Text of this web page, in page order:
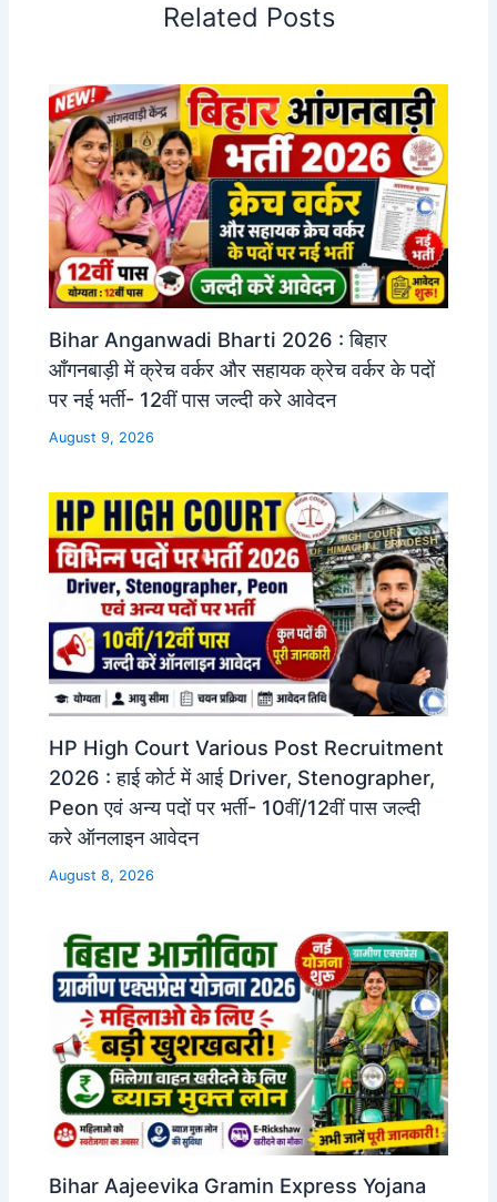
Related Posts
Bihar Anganwadi Bharti 2026 : बिहार
आँगनबाड़ी में क्रेच वर्कर और सहायक क्रेच वर्कर के पदों
पर नई भर्ती- 12वीं पास जल्दी करे आवेदन
August 9, 2026
HP High Court Various Post Recruitment
2026 : हाई कोर्ट में आई Driver, Stenographer,
Peon एवं अन्य पदों पर भर्ती- 10वीं/12वीं पास जल्दी
करे ऑनलाइन आवेदन
August 8, 2026
Bihar Aajeevika Gramin Express Yojana